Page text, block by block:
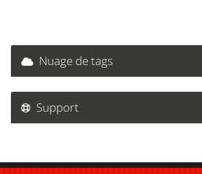
Nuage de tags
Support